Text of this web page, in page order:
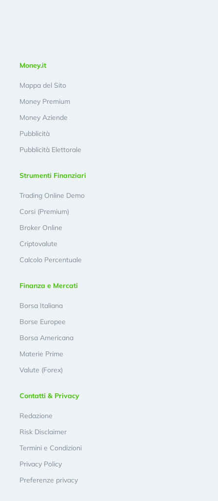
Money.it
Mappa del Sito
Money Premium
Money Aziende
Pubblicità
Pubblicità Elettorale
Strumenti Finanziari
Trading Online Demo
Corsi (Premium)
Broker Online
Criptovalute
Calcolo Percentuale
Finanza e Mercati
Borsa Italiana
Borse Europee
Borsa Americana
Materie Prime
Valute (Forex)
Contatti & Privacy
Redazione
Risk Disclaimer
Termini e Condizioni
Privacy Policy
Preferenze privacy